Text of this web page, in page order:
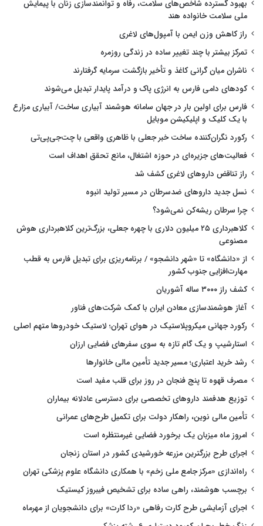
بهبود گسترده شاخص‌های سلامت، رفاه و توانمندسازی زنان با پیمایش
ملی سلامت خانواده هند
راز کاهش وزن ایمن با آمپول‌های لاغری
تمرکز بیشتر با چند تغییر ساده در زندگی روزمره
ناشران میان گرانی کاغذ و تأخیر بازگشت سرمایه گرفتارند
کودهای دامی فارس به انرژی پاک و درآمد پایدار تبدیل می‌شوند
فارس برای اولین بار در جهان سامانه هوشمند آبیاری ساخت/ آبیاری مزارع
با یک کلیک و اپلیکیشن موبایل
رکورد نگران‌کننده ساخت خبر جعلی با ظاهری واقعی با چت‌جی‌پی‌تی
فعالیت‌های جزیره‌ای در حوزه اشتغال، مانع تحقق اهداف است
راز تناقض داروهای لاغری کشف شد
نسل جدید داروهای ضدسرطان در مسیر تولید انبوه
چرا سرطان ریشه‌کن نمی‌شود؟
کلاهبرداری ۲۵ میلیون دلاری با چهره جعلی، بزرگ‌ترین کلاهبرداری هوش
مصنوعی
از «دانشگاه» تا «شهر دانشجو» / برنامه‌ریزی برای تبدیل فارس به قطب
مهارت‌افزایی جنوب کشور
کشف راز ۳۰۰۰ ساله آشوریان
آغاز هوشمندسازی معادن ایران با کمک شرکت‌های فناور
رکورد جهانی میکروپلاستیک در هوای تهران؛ لاستیک خودروها متهم اصلی
استارشیپ و یک گام تازه به سوی سفرهای فضایی ارزان
رشد خرید اعتباری؛ مسیر جدید تأمین مالی خانوارها
مصرف قهوه تا پنج فنجان در روز برای قلب مفید است
توزیع هدفمند داروهای تخصصی برای دسترسی عادلانه بیماران
تأمین مالی نوین، راهکار دولت برای تکمیل طرح‌های عمرانی
امروز ماه میزبان یک برخورد فضایی غیرمنتظره است
اجرای طرح بزرگترین مزرعه خورشیدی کشور در استان زنجان
راه‌اندازی «مرکز جامع ملی زخم» با همکاری دانشگاه علوم پزشکی تهران
برچسب هوشمند، راهی ساده برای تشخیص فیبروز کیستیک
اجرای آزمایشی طرح کارت رفاهی «ردا کارت» برای دانشجویان از مهرماه